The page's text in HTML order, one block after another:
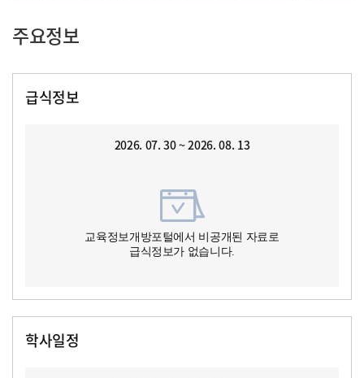
주요정보
급식정보
2026. 07. 30 ~ 2026. 08. 13
교육정보개방포털에서 비공개된 자료로
급식정보가 없습니다.
학사일정